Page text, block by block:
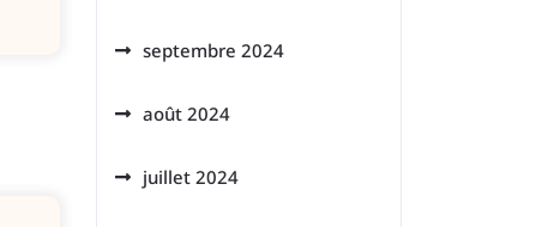
septembre 2024
août 2024
juillet 2024